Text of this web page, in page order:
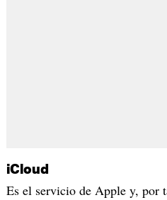
iCloud
Es el servicio de Apple y, por